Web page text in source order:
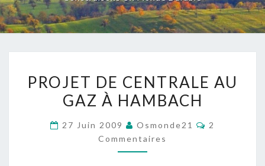
DE
CENTRALE
GAZ
À
PROJET DE CENTRALE AU
GAZ À HAMBACH
27 Juin 2009 Osmonde21
2
Commentaires